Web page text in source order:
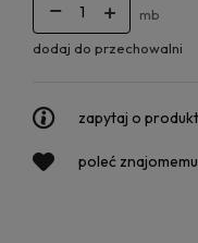
mb
dodaj do przechowalni
zapytaj o produkt
poleć znajomemu